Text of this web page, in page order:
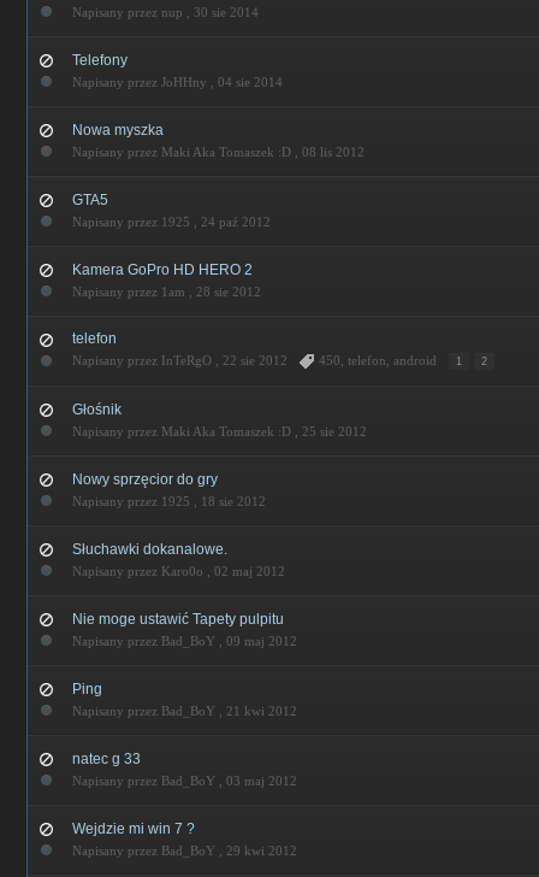
Napisany przez nup , 30 sie 2014
Telefony
Napisany przez JoHHny , 04 sie 2014
Nowa myszka
Napisany przez Maki Aka Tomaszek :D , 08 lis 2012
GTA5
Napisany przez 1925 , 24 paź 2012
Kamera GoPro HD HERO 2
Napisany przez 1am , 28 sie 2012
telefon
Napisany przez InTeRgO , 22 sie 2012 450 telefon android 1 2
Głośnik
Napisany przez Maki Aka Tomaszek :D , 25 sie 2012
Nowy sprzęcior do gry
Napisany przez 1925 , 18 sie 2012
Słuchawki dokanalowe.
Napisany przez Karo0o , 02 maj 2012
Nie moge ustawić Tapety pulpitu
Napisany przez Bad_BoY , 09 maj 2012
Ping
Napisany przez Bad_BoY , 21 kwi 2012
natec g 33
Napisany przez Bad_BoY , 03 maj 2012
Wejdzie mi win 7 ?
Napisany przez Bad_BoY , 29 kwi 2012